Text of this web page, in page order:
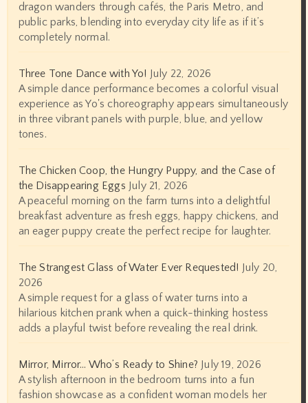
dragon wanders through cafés, the Paris Metro, and
public parks, blending into everyday city life as if it’s
completely normal.
Three Tone Dance with Yo! July 22, 2026
A simple dance performance becomes a colorful visual
experience as Yo's choreography appears simultaneously
in three vibrant panels with purple, blue, and yellow
tones.
The Chicken Coop, the Hungry Puppy, and the Case of
the Disappearing Eggs July 21, 2026
A peaceful morning on the farm turns into a delightful
breakfast adventure as fresh eggs, happy chickens, and
an eager puppy create the perfect recipe for laughter.
The Strangest Glass of Water Ever Requested! July 20,
2026
A simple request for a glass of water turns into a
hilarious kitchen prank when a quick-thinking hostess
adds a playful twist before revealing the real drink.
Mirror, Mirror… Who’s Ready to Shine? July 19, 2026
A stylish afternoon in the bedroom turns into a fun
fashion showcase as a confident woman models her